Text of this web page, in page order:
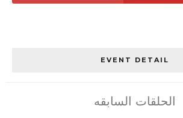
الحلقات السابقه
EVENT DETAIL